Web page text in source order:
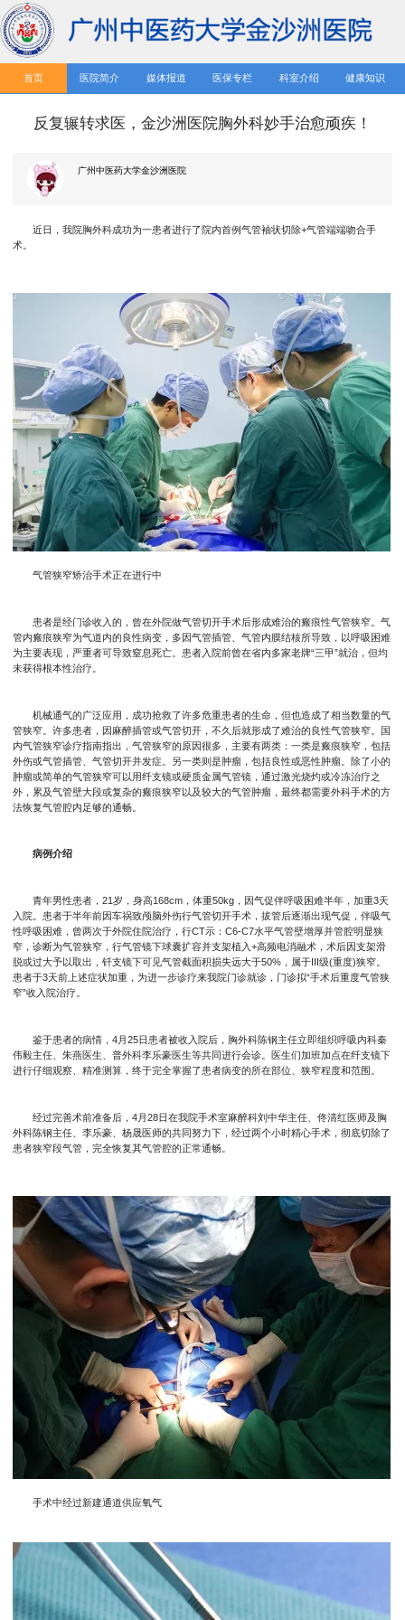
首页 医院简介 媒体报道 医保专栏 科室介绍 健康知识
反复辗转求医，金沙洲医院胸外科妙手治愈顽疾！
广州中医药大学金沙洲医院
近日，我院胸外科成功为一患者进行了院内首例气管袖状切除+气管端端吻合手
术。
气管狭窄矫治手术正在进行中
患者是经门诊收入的，曾在外院做气管切开手术后形成难治的瘢痕性气管狭窄。气
管内瘢痕狭窄为气道内的良性病变，多因气管插管、气管内膜结核所导致，以呼吸困难
为主要表现，严重者可导致窒息死亡。患者入院前曾在省内多家老牌“三甲”就治，但均
未获得根本性治疗。
机械通气的广泛应用，成功抢救了许多危重患者的生命，但也造成了相当数量的气
管狭窄。许多患者，因麻醉插管或气管切开，不久后就形成了难治的良性气管狭窄。国
内气管狭窄诊疗指南指出，气管狭窄的原因很多，主要有两类：一类是瘢痕狭窄，包括
外伤或气管插管、气管切开并发症。另一类则是肿瘤，包括良性或恶性肿瘤。除了小的
肿瘤或简单的气管狭窄可以用纤支镜或硬质金属气管镜，通过激光烧灼或冷冻治疗之
外，累及气管壁大段或复杂的瘢痕狭窄以及较大的气管肿瘤，最终都需要外科手术的方
法恢复气管腔内足够的通畅。
病例介绍
青年男性患者，21岁，身高168cm，体重50kg，因气促伴呼吸困难半年，加重3天
入院。患者于半年前因车祸致颅脑外伤行气管切开手术，拔管后逐渐出现气促，伴吸气
性呼吸困难，曾两次于外院住院治疗，行CT示：C6-C7水平气管壁增厚并管腔明显狭
窄，诊断为气管狭窄，行气管镜下球囊扩容并支架植入+高频电消融术，术后因支架滑
脱或过大予以取出，钎支镜下可见气管截面积损失远大于50%，属于III级(重度)狭窄。
患者于3天前上述症状加重，为进一步诊疗来我院门诊就诊，门诊拟“手术后重度气管狭
窄”收入院治疗。
鉴于患者的病情，4月25日患者被收入院后，胸外科陈钢主任立即组织呼吸内科秦
伟毅主任、朱燕医生、普外科李乐豪医生等共同进行会诊。医生们加班加点在纤支镜下
进行仔细观察、精准测算，终于完全掌握了患者病变的所在部位、狭窄程度和范围。
经过完善术前准备后，4月28日在我院手术室麻醉科刘中华主任、佟清红医师及胸
外科陈钢主任、李乐豪、杨晟医师的共同努力下，经过两个小时精心手术，彻底切除了
患者狭窄段气管，完全恢复其气管腔的正常通畅。
手术中经过新建通道供应氧气